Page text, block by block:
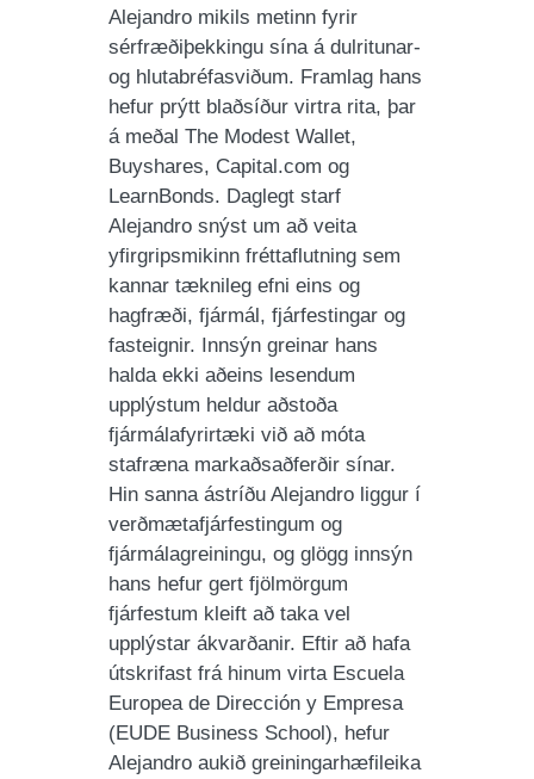
Alejandro mikils metinn fyrir
sérfræðiþekkingu sína á dulritunar-
og hlutabréfasviðum. Framlag hans
hefur prýtt blaðsíður virtra rita, þar
á meðal The Modest Wallet,
Buyshares, Capital.com og
LearnBonds. Daglegt starf
Alejandro snýst um að veita
yfirgripsmikinn fréttaflutning sem
kannar tæknileg efni eins og
hagfræði, fjármál, fjárfestingar og
fasteignir. Innsýn greinar hans
halda ekki aðeins lesendum
upplýstum heldur aðstoða
fjármálafyrirtæki við að móta
stafræna markaðsaðferðir sínar.
Hin sanna ástríðu Alejandro liggur í
verðmætafjárfestingum og
fjármálagreiningu, og glögg innsýn
hans hefur gert fjölmörgum
fjárfestum kleift að taka vel
upplýstar ákvarðanir. Eftir að hafa
útskrifast frá hinum virta Escuela
Europea de Dirección y Empresa
(EUDE Business School), hefur
Alejandro aukið greiningarhæfileika